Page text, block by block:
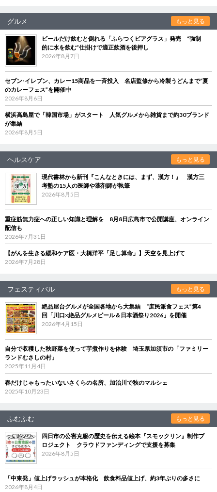
グルメ もっと見る
ビールだけ飲むと倒れる「ふらつくビアグラス」発売 “強制
的に水を飲む”仕掛けで適正飲酒を後押し
2026年8月7日
セブン‐イレブン、カレー15商品を一斉投入 名店監修から冷製うどんまで“夏
のカレーフェス”を開催中
2026年8月6日
横浜高島屋で「韓国市場」がスタート 人気グルメから雑貨まで約30ブランド
が集結
2026年8月5日
ヘルスケア もっと見る
現代書林から新刊『こんなときには、まず、漢方！』 漢方三
考塾の15人の医師や薬剤師が執筆
2026年8月5日
重症筋無力症への正しい知識と理解を 8月8日広島市で公開講座、オンライン
配信も
2026年7月31日
【がんを生きる緩和ケア医・大橋洋平「足し算命」】天空を見上げて
2026年7月28日
フェスティバル もっと見る
絶品屋台グルメが全国各地から大集結 “庶民派食フェス”第4
回「川口×絶品グルメビール＆日本酒祭り2026」を開催
2026年4月15日
自分で収穫した秋野菜を使って芋煮作りを体験 埼玉県加須市の「ファミリー
ランドむさしの村」
2025年11月4日
春だけじゃもったいないさくらの名所、加治川で秋のマルシェ
2025年10月23日
ふむふむ もっと見る
四日市の公害克服の歴史を伝える絵本『スモックリン』制作プ
ロジェクト クラウドファンディングで支援を募集
2026年8月5日
「中東発」値上げラッシュが本格化 飲食料品値上げ、約3年ぶりの多さに
2026年8月4日